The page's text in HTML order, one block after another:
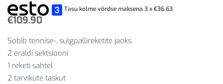
Tasu kolme võrdse maksena 3 x€36.63
€109.90
Sobib tennise-, sulgpallireketite jaoks.
2 eraldi sektsiooni
1 reketi sahtel
2 tarvikute taskut